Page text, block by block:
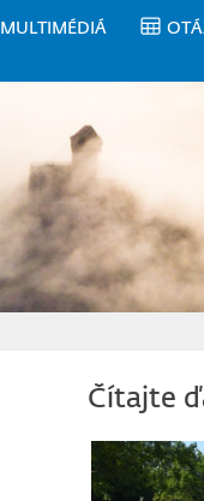
MULTIMÉDIÁ
Čítajte